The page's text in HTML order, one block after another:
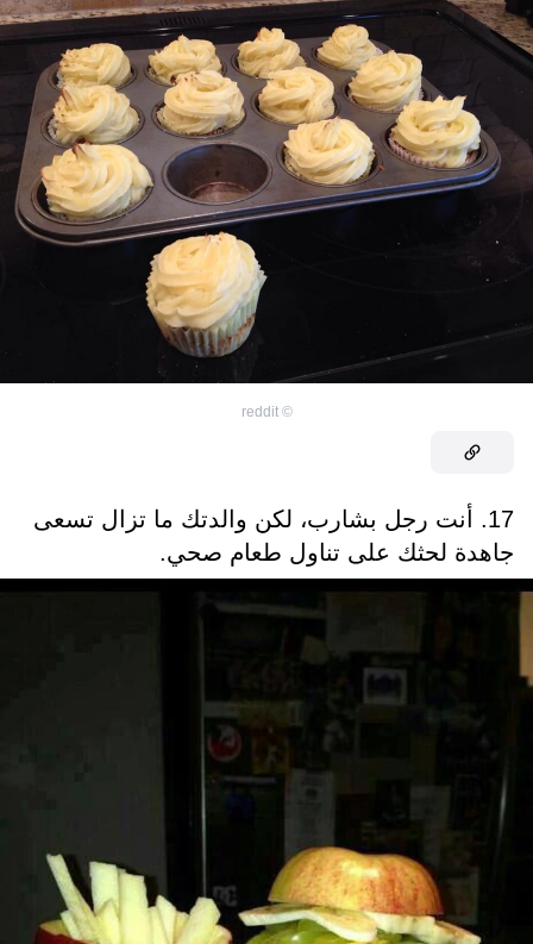
©
reddit
17. أنت رجل بشارب، لكن والدتك ما تزال تسعى
جاهدة لحثك على تناول طعام صحي.